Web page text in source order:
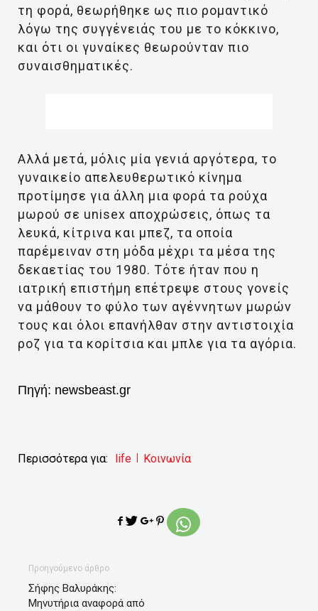
τη φορά, θεωρήθηκε ως πιο ρομαντικό
λόγω της συγγένειάς του με το κόκκινο,
και ότι οι γυναίκες θεωρούνταν πιο
συναισθηματικές.
Αλλά μετά, μόλις μία γενιά αργότερα, το
γυναικείο απελευθερωτικό κίνημα
προτίμησε για άλλη μια φορά τα ρούχα
μωρού σε unisex αποχρώσεις, όπως τα
λευκά, κίτρινα και μπεζ, τα οποία
παρέμειναν στη μόδα μέχρι τα μέσα της
δεκαετίας του 1980. Τότε ήταν που η
ιατρική επιστήμη επέτρεψε στους γονείς
να μάθουν το φύλο των αγέννητων μωρών
τους και όλοι επανήλθαν στην αντιστοιχία
ροζ για τα κορίτσια και μπλε για τα αγόρια.
Πηγή: newsbeast.gr
Περισσότερα για: life Κοινωνία
Προηγούμενο άρθρο
Σήφης Βαλυράκης:
Μηνυτήρια αναφορά από